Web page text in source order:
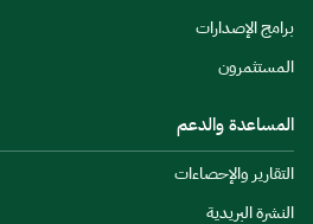
برامج الإصدارات
المستثمرون
المساعدة والدعم
التقارير والإحصاءات
النشرة البريدية